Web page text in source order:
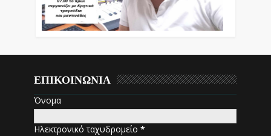
ΕΠΙΚΟΙΝΩΝΙΑ
Όνομα
Ηλεκτρονικό ταχυδρομείο*